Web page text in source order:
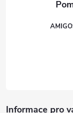
Informace pro